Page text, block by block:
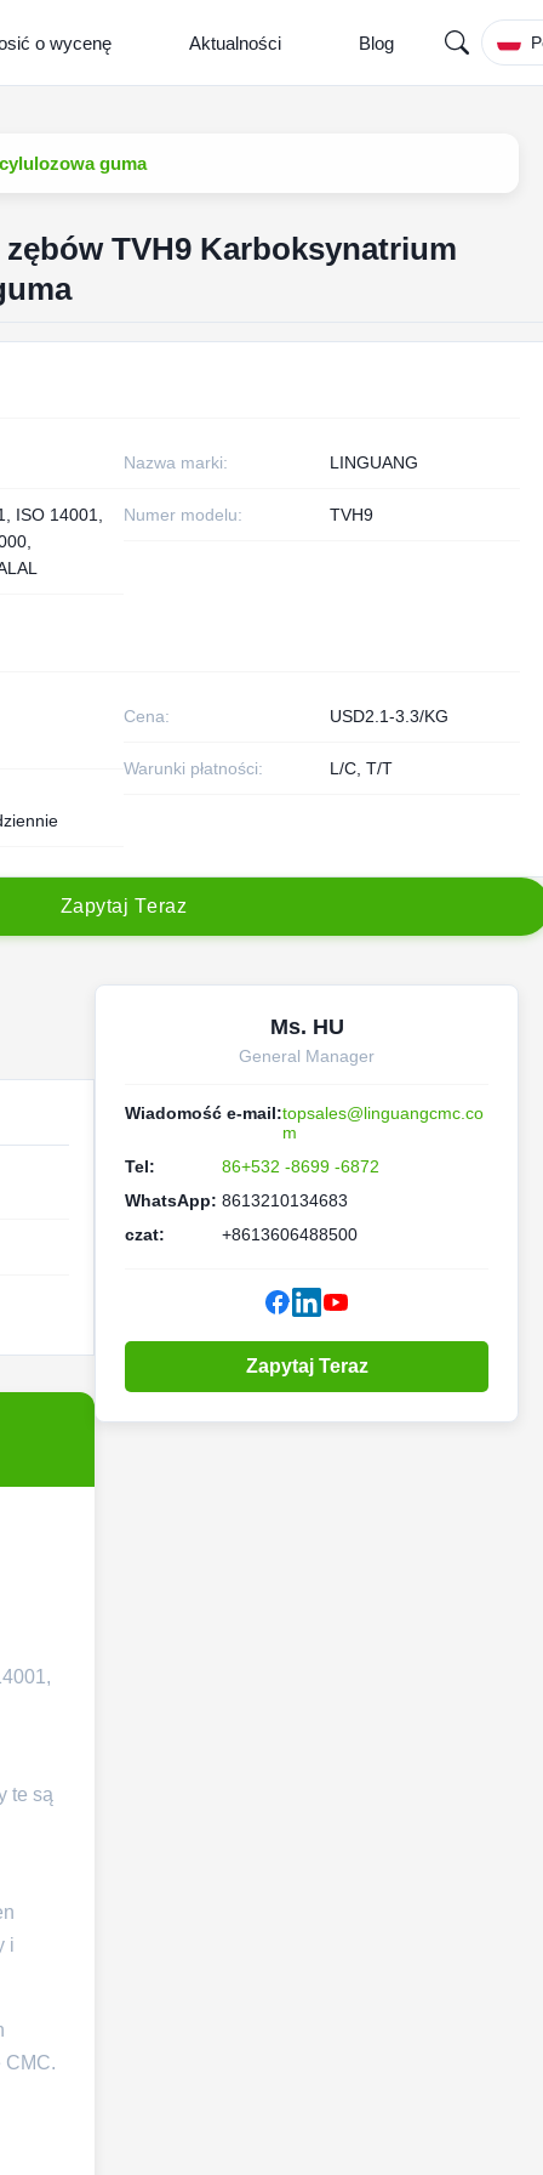
o wycenę Aktualności Blog
guma
TVH9 Karboksynatrium
Nazwa marki: LINGUANG
ISO 14001,
Numer modelu: TVH9
Cena: USD2.1-3.3/KG
Warunki płatności: L/C, T/T
Zapytaj Teraz
te są
i
CMC.
Ms. HU
General Manager
Wiadomość e-mail:topsales@linguangcmc.co
m
Tel:
86+532 -8699 -6872
WhatsApp: 8613210134683
czat:
+8613606488500
Zapytaj Teraz